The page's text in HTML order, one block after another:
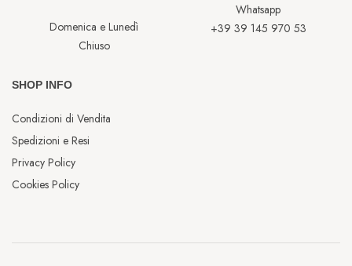
Domenica e Lunedì
Chiuso
Whatsapp
+39 39 145 970 53
SHOP INFO
Condizioni di Vendita
Spedizioni e Resi
Privacy Policy
Cookies Policy